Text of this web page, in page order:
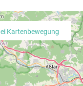
Kartenbewegung